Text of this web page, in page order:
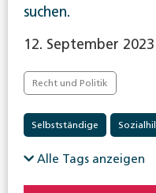
suchen.
12. September 2023
Recht und Politik
Selbstständige
Alle Tags anzeigen